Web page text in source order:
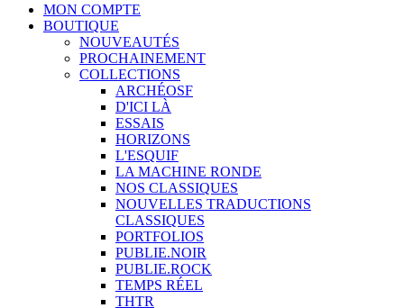
MON COMPTE
BOUTIQUE
NOUVEAUTÉS
PROCHAINEMENT
COLLECTIONS
ARCHÉOSF
D'ICI LÀ
ESSAIS
HORIZONS
L'ESQUIF
LA MACHINE RONDE
NOS CLASSIQUES
NOUVELLES TRADUCTIONS
CLASSIQUES
PORTFOLIOS
PUBLIE.NOIR
PUBLIE.ROCK
TEMPS RÉEL
THTR